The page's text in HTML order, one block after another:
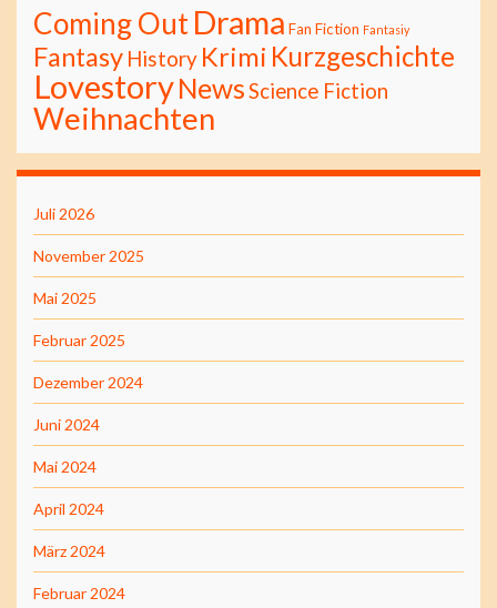
Coming OutDrama Fan Fiction Fantasiy
Fantasy History Krimi Kurzgeschichte
LovestoryNewsScience Fiction
Weihnachten
Juli 2026
November 2025
Mai 2025
Februar 2025
Dezember 2024
Juni 2024
Mai 2024
April 2024
März 2024
Februar 2024